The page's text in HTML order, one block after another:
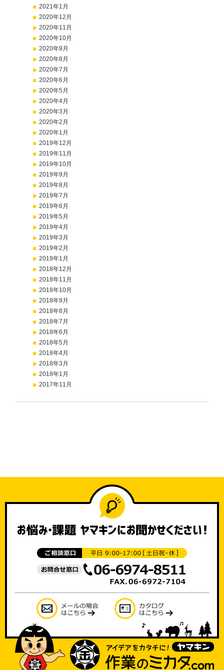
2021年1月
2020年12月
2020年11月
2020年10月
2020年9月
2020年8月
2020年7月
2020年6月
2020年5月
2020年4月
2020年3月
2020年2月
2020年1月
2019年12月
2019年11月
2019年10月
2019年9月
2019年8月
2019年7月
2019年6月
2019年5月
2019年4月
2019年3月
2019年2月
2019年1月
2018年12月
2018年11月
2018年10月
2018年9月
2018年8月
2018年7月
2018年6月
2018年5月
2018年4月
2018年3月
2018年1月
2017年11月